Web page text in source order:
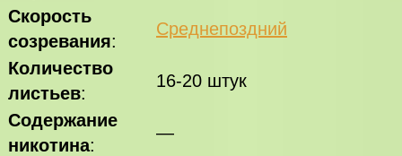
Скорость
созревания:
Среднепоздний
Количество
листьев:
16-20 штук
Содержание
никотина:
—